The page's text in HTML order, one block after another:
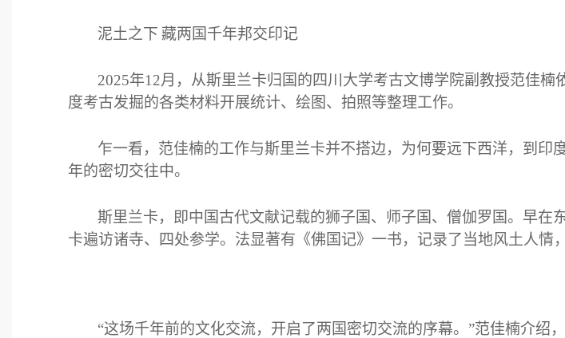
泥土之下 藏两国千年邦交印记
2025年12月，从斯里兰卡归国的四川大学考古文博学院副教授范佳
度考古发掘的各类材料开展统计、绘图、拍照等整理工作。
乍一看，范佳楠的工作与斯里兰卡并不搭边，为何要远下西洋，到
年的密切交往中。
斯里兰卡，即中国古代文献记载的狮子国、师子国、僧伽罗国。早
卡遍访诸寺、四处参学。法显著有《佛国记》一书，记录了当地风土人情
“这场千年前的文化交流，开启了两国密切交流的序幕。”范佳楠介绍